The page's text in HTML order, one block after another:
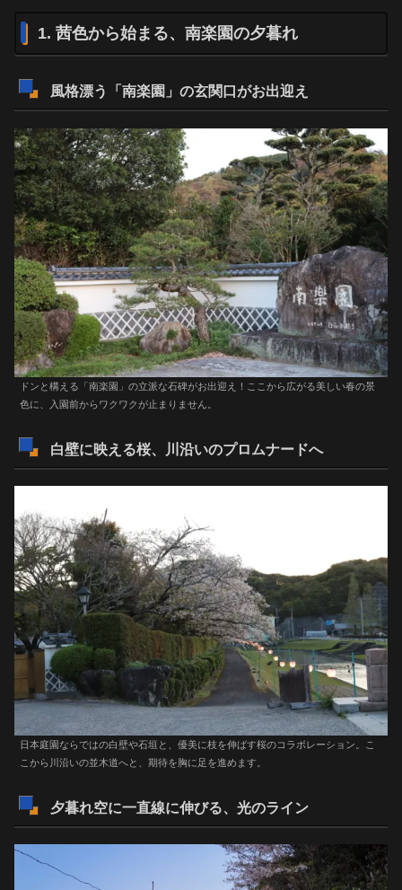
1. 茜色から始まる、南楽園の夕暮れ
風格漂う「南楽園」の玄関口がお出迎え
ドンと構える「南楽園」の立派な石碑がお出迎え！ここから広がる美しい春の景
色に、入園前からワクワクが止まりません。
白壁に映える桜、川沿いのプロムナードへ
日本庭園ならではの白壁や石垣と、優美に枝を伸ばす桜のコラボレーション。こ
こから川沿いの並木道へと、期待を胸に足を進めます。
夕暮れ空に一直線に伸びる、光のライン